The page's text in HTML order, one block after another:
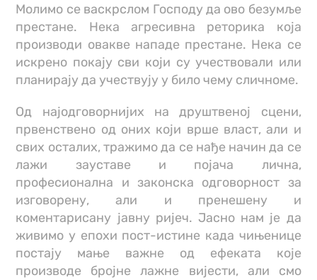
Молимо се васкрслом Господу да ово безумље
престане. Нека агресивна реторика која
производи овакве нападе престане. Нека се
искрено покају сви који су учествовали или
планирају да учествују у било чему сличноме.
Од најодговорнијих на друштвеној сцени,
првенствено од оних који врше власт, али и
свих осталих, тражимо да се нађе начин да се
лажи зауставе и појача лична,
професионална и законска одговорност за
изговорену, али и пренешену и
коментарисану јавну ријеч. Јасно нам је да
живимо у епохи пост-истине када чињенице
постају мање важне од ефеката које
производе бројне лажне вијести, али смо